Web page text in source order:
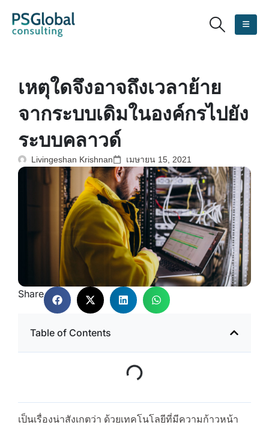
เหตุใดจึงอาจถึงเวลาย้าย
จากระบบเดิมในองค์กรไปยัง
ระบบคลาวด์
Livingeshan Krishnan เมษายน 15, 2021
Share
Table of Contents
เป็นเรื่องน่าสังเกตว่า ด้วยเทคโนโลยีที่มีความก้าวหน้า